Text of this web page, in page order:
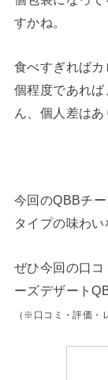
すかね。
食べすぎれば
個程度であれ
ん、個人差はあ
今回のQBBチ
タイプの味わい
ぜひ今回の口
ーズデザート
（※口コミ・評価・